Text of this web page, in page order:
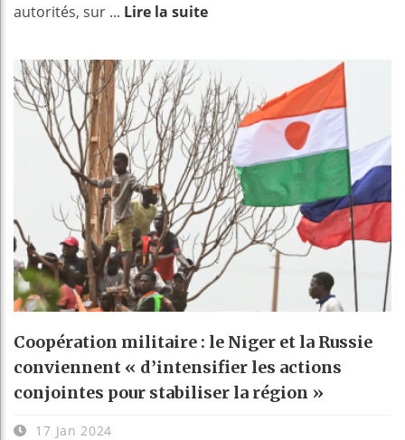
autorités, sur ... Lire la suite
Coopération militaire : le Niger et la Russie
conviennent « d’intensifier les actions
conjointes pour stabiliser la région »
17 Jan 2024